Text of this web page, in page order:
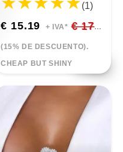
(1)
€ 15.19 + IVA* € 17.87
(15% DE DESCUENTO).
CHEAP BUT SHINY